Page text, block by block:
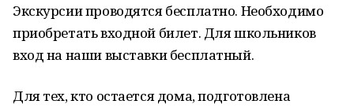
Экскурсии проводятся бесплатно. Необходимо
приобретать входной билет. Для школьников
вход на наши выставки бесплатный.
Для тех, кто остается дома, подготовлена